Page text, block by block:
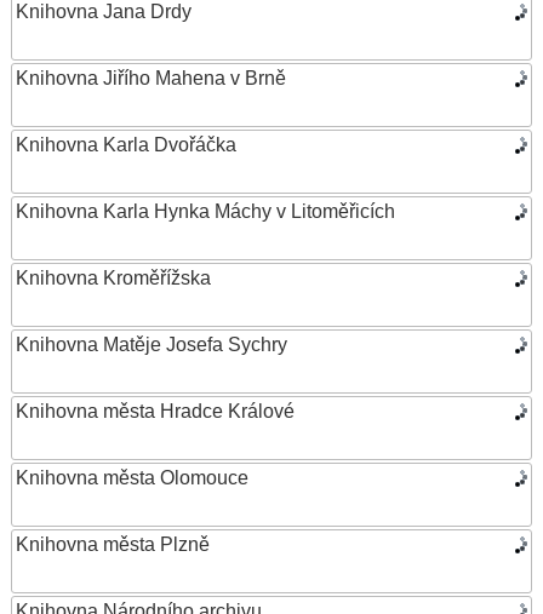
Knihovna Jana Drdy
Knihovna Jiřího Mahena v Brně
Knihovna Karla Dvořáčka
Knihovna Karla Hynka Máchy v Litoměřicích
Knihovna Kroměřížska
Knihovna Matěje Josefa Sychry
Knihovna města Hradce Králové
Knihovna města Olomouce
Knihovna města Plzně